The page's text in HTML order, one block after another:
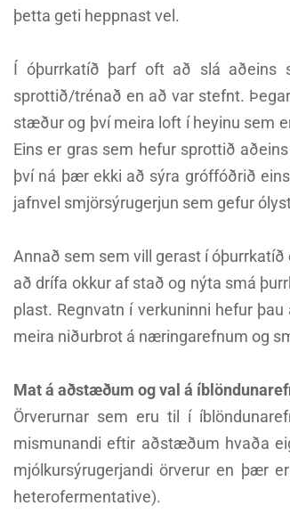
þetta geti heppnast vel.
Í óþurrkatíð þarf oft að slá aðeins
sprottið/trénað en að var stefnt.
stæður og því meira loft í heyinu sem
Eins er gras sem hefur sprottið
því ná þær ekki að sýra gróffóðrið
jafnvel smjörsýrugerjun sem gefur
Annað sem sem vill gerast í
að drífa okkur af stað og nýta smá
plast. Regnvatn í verkuninni hefur
meira niðurbrot á næringarefnum og
Mat á aðstæðum og val á
Örverurnar sem eru til í
mismunandi eftir aðstæðum hvaða
mjólkursýrugerjandi örverur en þær
heterofermentative).